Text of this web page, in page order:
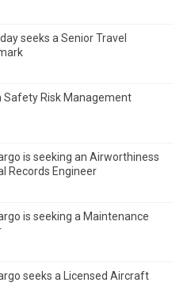
seeks a Senior Travel
Safety Risk Management
is seeking an Airworthiness
Records Engineer
is seeking a Maintenance
seeks a Licensed Aircraft